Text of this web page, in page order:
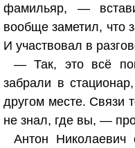
фамильяр, —
вообще заметил, что
И участвовал в
— Так, это всё
забрали в
другом месте. Связи
не знал, где вы, —
Антон Николаевич